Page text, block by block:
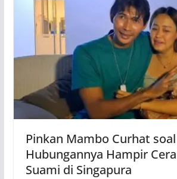
Pinkan Mambo Curhat soal
Hubungannya Hampir
Suami di Singapura